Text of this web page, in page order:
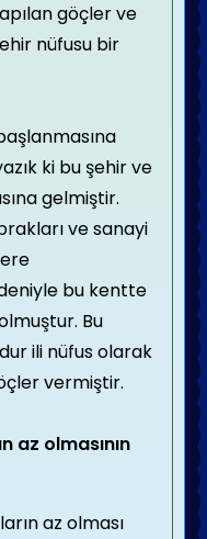
göçler ve
nüfusu bir
ki bu şehir ve
gelmiştir.
ve sanayi
bu kentte
Bu
ili nüfus olarak
vermiştir.
az olmasının
az olması